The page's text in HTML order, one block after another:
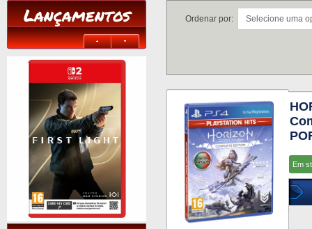
Lançamentos Ordenar por:
Em